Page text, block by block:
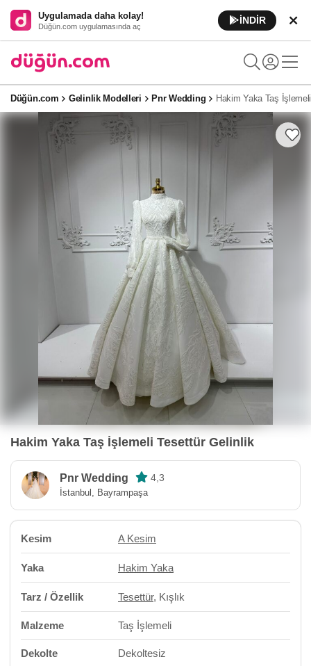
Uygulamada daha kolay!
Düğün.com uygulamasında aç
İNDİR
Düğün.com Gelinlik Modelleri Pnr Wedding Hakim Yaka Taş
Hakim Yaka Taş İşlemeli Tesettür Gelinlik
Pnr Wedding 4,3
İstanbul, Bayrampaşa
Kesim A Kesim
Yaka Hakim Yaka
Tarz / Özellik Tesettür, Kışlık
Malzeme Taş İşlemeli
Dekolte Dekoltesiz